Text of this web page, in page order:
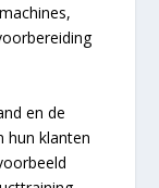
en de
hun klanten